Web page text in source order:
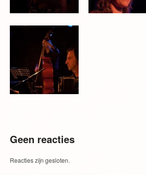
Geen reacties
Reacties zijn gesloten.